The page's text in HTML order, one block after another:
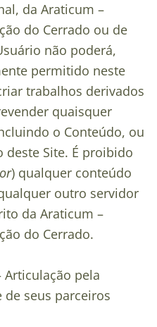
da Araticum –
do Cerrado ou de
não poderá,
permitido neste
trabalhos derivados
quaisquer
o Conteúdo, ou
Site. É proibido
) qualquer conteúdo
outro servidor
da Araticum –
do Cerrado.
Articulação pela
de seus parceiros